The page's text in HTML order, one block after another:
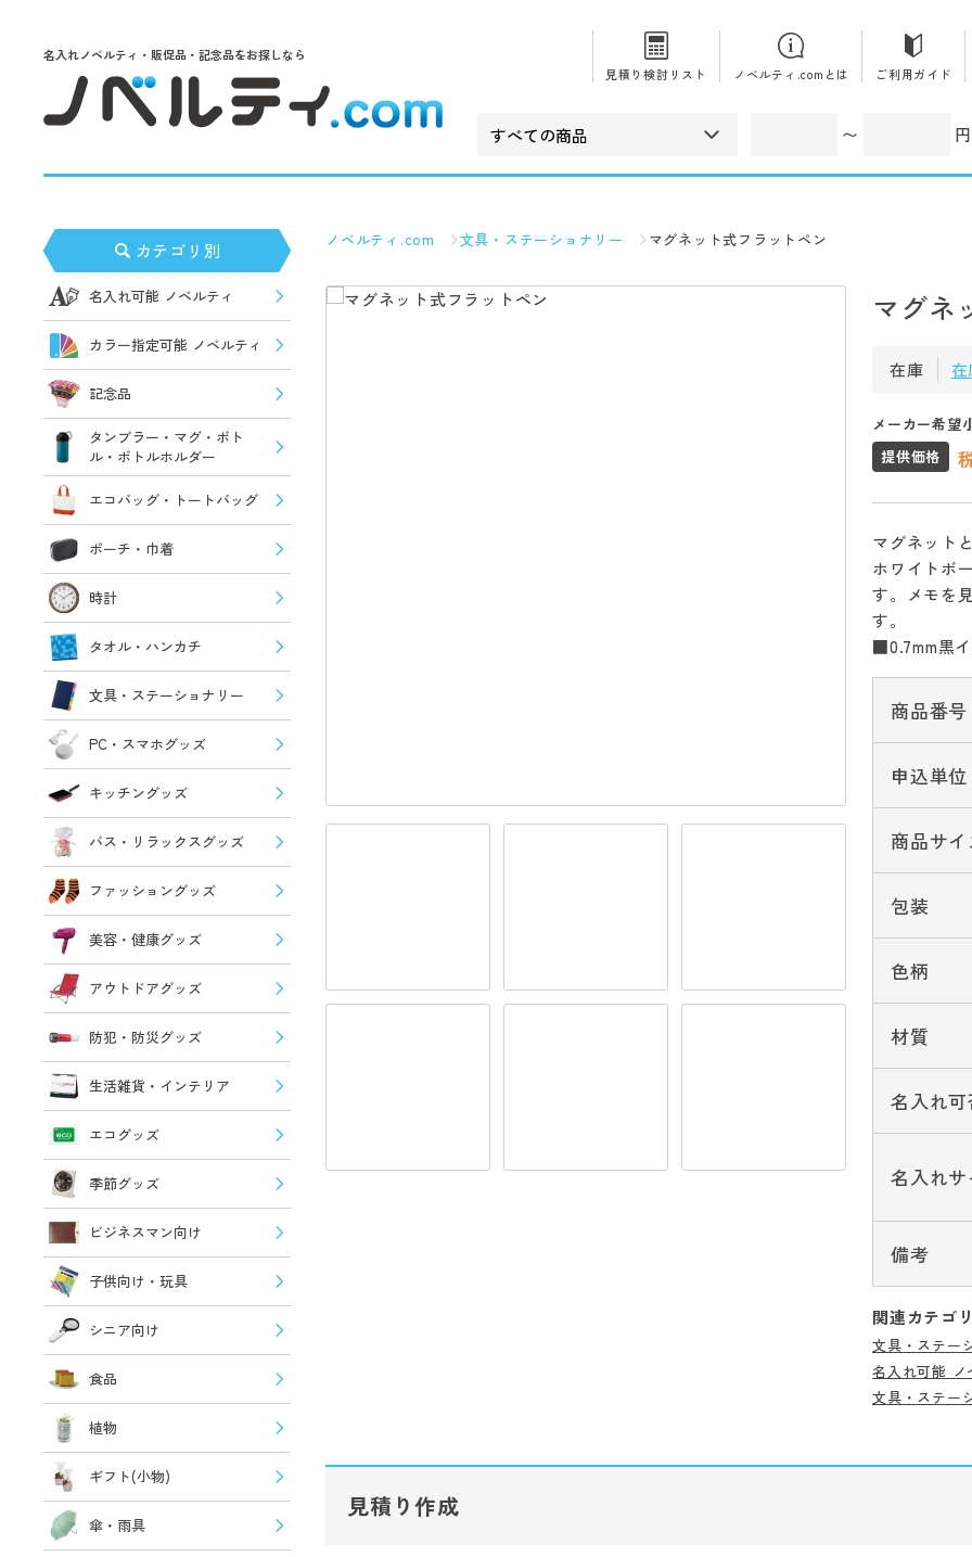
名入れノベルティ・販促品・記念品をお探しなら
見積り検討リスト
ノベルティ.comとは ご利用ガイド
〜 円
カテゴリ別
名入れ可能 ノベルティ
カラー指定可能 ノベルティ
記念品
タンブラー・マグ・ボト
ル・ボトルホルダー
エコバッグ・トートバッグ
ポーチ・巾着
時計
タオル・ハンカチ
文具・ステーショナリー
PC・スマホグッズ
キッチングッズ
バス・リラックスグッズ
ファッショングッズ
美容・健康グッズ
アウトドアグッズ
防犯・防災グッズ
生活雑貨・インテリア
エコグッズ
季節グッズ
ビジネスマン向け
子供向け・玩具
シニア向け
食品
植物
ギフト(小物)
傘・雨具
ノベルティ.com 文具・ステーショナリー マグネット式フラットペン
マグネ
在庫 在
メーカー希望
提供価格
マグネット
ホワイトボ
す。メモを
す。
■0.7mm黒
商品番号
申込単位
商品サ
包装
色柄
材質
名入れ可
名入れ
備考
関連カテゴ
文具・ステー
名入れ可能 ノ
文具・ステー
見積り作成